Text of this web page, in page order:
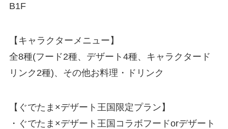
B1F
【キャラクターメニュー】
全8種(フード2種、デザート4種、キャラクタード
リンク2種)、その他お料理・ドリンク
【ぐでたま×デザート王国限定プラン】
・ぐでたま×デザート王国コラボフードorデザート